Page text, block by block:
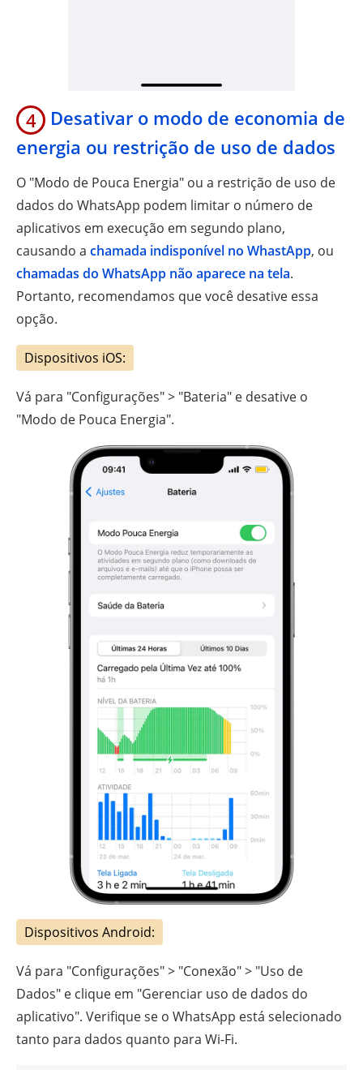
4
Desativar o modo de economia de
energia ou restrição de uso de dados
O "Modo de Pouca Energia" ou a restrição de uso de
dados do WhatsApp podem limitar o número de
aplicativos em execução em segundo plano,
causando a chamada indisponível no WhastApp, ou
chamadas do WhatsApp não aparece na tela.
Portanto, recomendamos que você desative essa
opção.
Dispositivos iOS:
Vá para "Configurações" > "Bateria" e desative o
"Modo de Pouca Energia".
Dispositivos Android:
Vá para "Configurações" > "Conexão" > "Uso de
Dados" e clique em "Gerenciar uso de dados do
aplicativo". Verifique se o WhatsApp está selecionado
tanto para dados quanto para Wi-Fi.